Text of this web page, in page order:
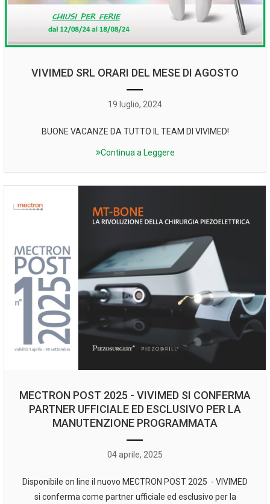
VIVIMED SRL ORARI DEL MESE DI AGOSTO
19 luglio, 2024
BUONE VACANZE DA TUTTO IL TEAM DI VIVIMED!
Continua a Leggere
MECTRON POST 2025 - VIVIMED SI CONFERMA
PARTNER UFFICIALE ED ESCLUSIVO PER LA
MANUTENZIONE PROGRAMMATA
04 aprile, 2025
Disponibile on line il nuovo MECTRON POST 2025 - VIVIMED
si conferma come partner ufficiale ed esclusivo per la